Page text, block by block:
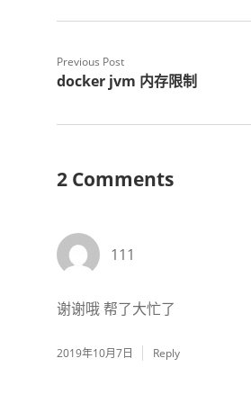
Previous Post
docker jvm 内存限制
2 Comments
111
谢谢哦 帮了大忙了
2019年10月7日 Reply